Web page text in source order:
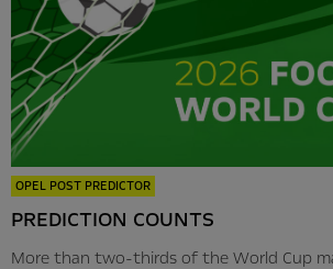
OPEL POST PREDICTOR
PREDICTION COUNTS
More than two-thirds of the World Cup